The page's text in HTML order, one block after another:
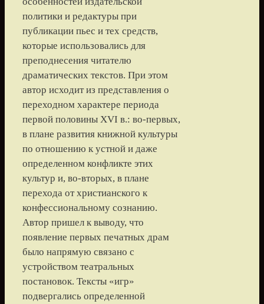
политики и редактуры при
публикации пьес и тех средств,
которые использовались для
преподнесения читателю
драматических текстов. При этом
автор исходит из представления о
переходном характере периода
первой половины XVI в.: во-первых,
в плане развития книжной культуры
по отношению к устной и даже
определенном конфликте этих
культур и, во-вторых, в плане
перехода от христианского к
конфессиональному сознанию.
Автор пришел к выводу, что
появление первых печатных драм
было напрямую связано с
устройством театральных
постановок. Тексты «игр»
подвергались определенной